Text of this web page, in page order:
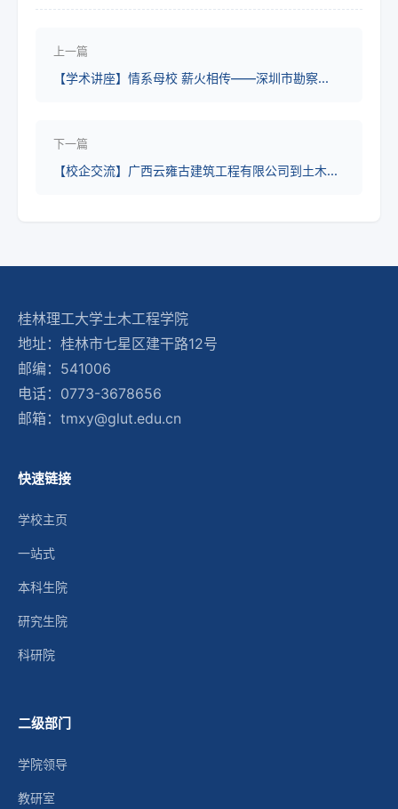
上一篇
【学术讲座】情系母校 薪火相传——深圳市勘察...
下一篇
【校企交流】广西云雍古建筑工程有限公司到土木...
桂林理工大学土木工程学院
地址：桂林市七星区建干路12号
邮编：541006
电话：0773-3678656
邮箱：tmxy@glut.edu.cn
快速链接
学校主页
一站式
本科生院
研究生院
科研院
二级部门
学院领导
教研室